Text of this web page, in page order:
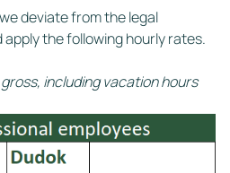
deviate from the legal
apply the following hourly rates.
including vacation hours